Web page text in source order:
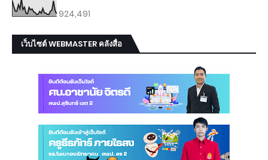
924,491
เว็บไซต์ WEBMASTER คลังสื่อ